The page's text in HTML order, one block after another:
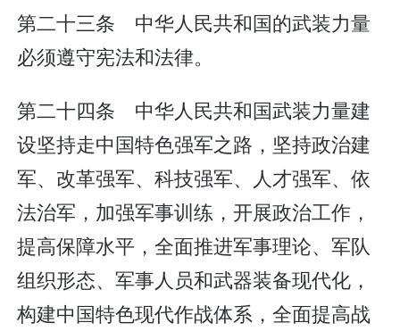
第二十三条 中华人民共和国的武装力量
必须遵守宪法和法律。
第二十四条 中华人民共和国武装力量建
设坚持走中国特色强军之路，坚持政治建
军、改革强军、科技强军、人才强军、依
法治军，加强军事训练，开展政治工作，
提高保障水平，全面推进军事理论、军队
组织形态、军事人员和武器装备现代化，
构建中国特色现代作战体系，全面提高战